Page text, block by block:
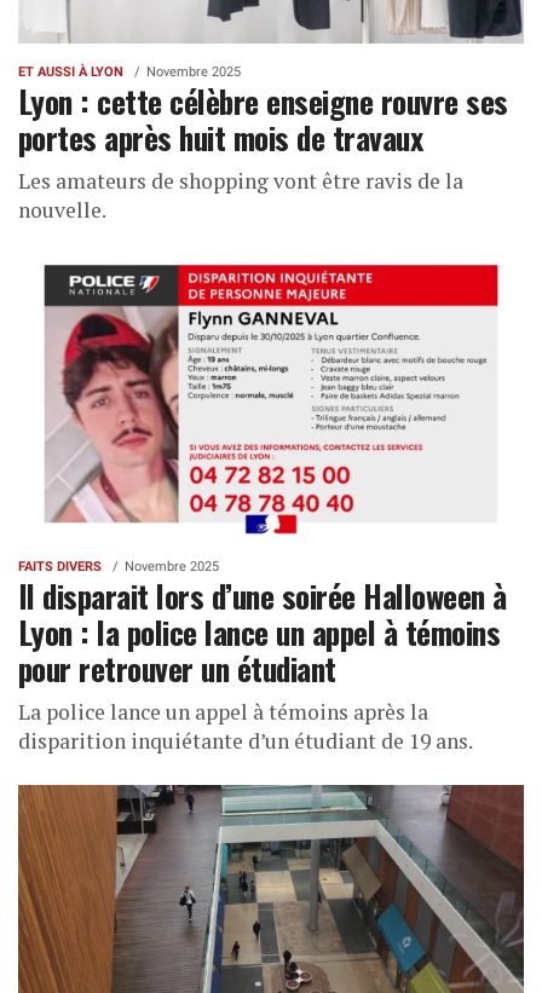
ET AUSSI À LYON Novembre 2025
Lyon : cette célèbre enseigne rouvre ses
portes après huit mois de travaux
Les amateurs de shopping vont être ravis de la
nouvelle.
FAITS DIVERS Novembre 2025
Il disparait lors d’une soirée Halloween à
Lyon : la police lance un appel à témoins
pour retrouver un étudiant
La police lance un appel à témoins après la
disparition inquiétante d’un étudiant de 19 ans.